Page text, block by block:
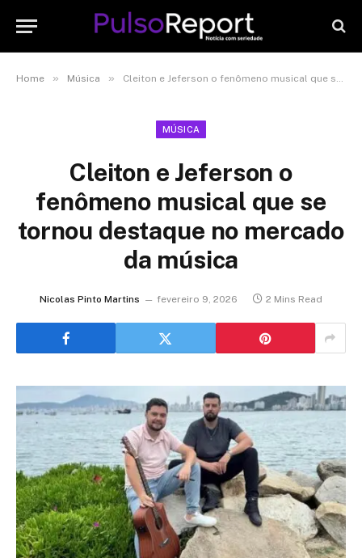
Home » Música » Cleiton e Jeferson o fenômeno musical que se tornou destaque no mercado da música
MÚSICA
Cleiton e Jeferson o
fenômeno musical que se
tornou destaque no mercado
da música
Nicolas Pinto Martins fevereiro 9, 2026 2 Mins Read